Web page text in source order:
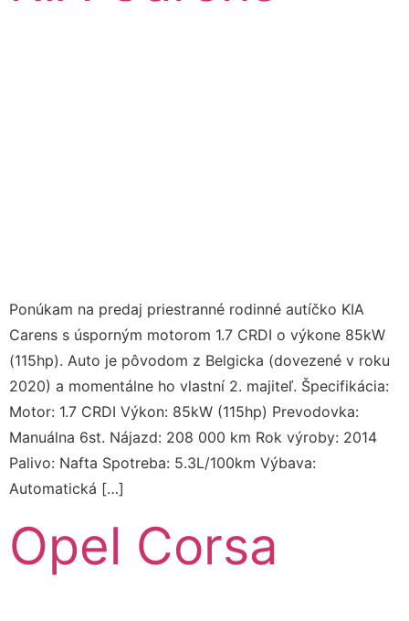
Ponúkam na predaj priestranné rodinné autíčko KIA
Carens s úsporným motorom 1.7 CRDI o výkone 85kW
(115hp). Auto je pôvodom z Belgicka (dovezené v roku
2020) a momentálne ho vlastní 2. majiteľ. Špecifikácia:
Motor: 1.7 CRDI Výkon: 85kW (115hp) Prevodovka:
Manuálna 6st. Nájazd: 208 000 km Rok výroby: 2014
Palivo: Nafta Spotreba: 5.3L/100km Výbava:
Automatická […]
Opel Corsa